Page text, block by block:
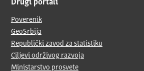
Drugi portali
Poverenik
GeoSrbija
Republički zavod za statistiku
Ciljevi održivog razvoja
Ministarstvo prosvete